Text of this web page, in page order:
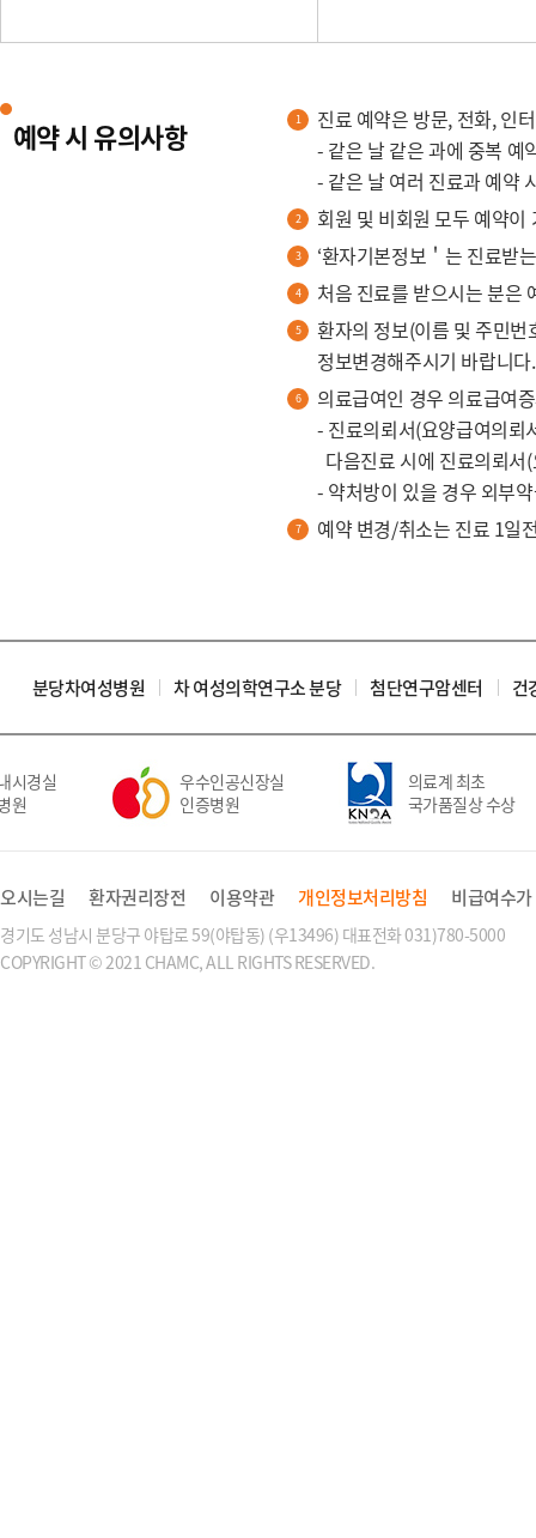
예약 시 유의사항
진료 예약은 방문, 전화, 인
- 같은 날 같은 과에 중복 예
- 같은 날 여러 진료과 예약
회원 및 비회원 모두 예약이
‘환자기본정보＇는 진료받
처음 진료를 받으시는 분은
환자의 정보(이름 및 주민
정보변경해주시기 바랍니다.
의료급여인 경우 의료급여
- 진료의뢰서(요양급여의뢰
다음진료 시에 진료의뢰
- 약처방이 있을 경우 외부
예약 변경/취소는 진료 1일
분당차여성병원 차 여성의학연구소 분당 첨단연구암센터 건
경실
원
우수인공신장실
인증병원
의료계 최초
국가품질상 수상
오시는길 환자권리장전 이용약관 개인정보처리방침 비급여수가
경기도 성남시 분당구 야탑로 59(야탑동) (우13496) 대표전화 031)780-5000
COPYRIGHT © 2021 CHAMC, ALL RIGHTS RESERVED.